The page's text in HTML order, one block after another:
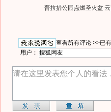
普拉措公园点燃圣火盆 云
查看所有评论 >>已
用户：